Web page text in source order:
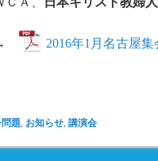
→ 2016年1月名古屋集
題, お知らせ, 講演会